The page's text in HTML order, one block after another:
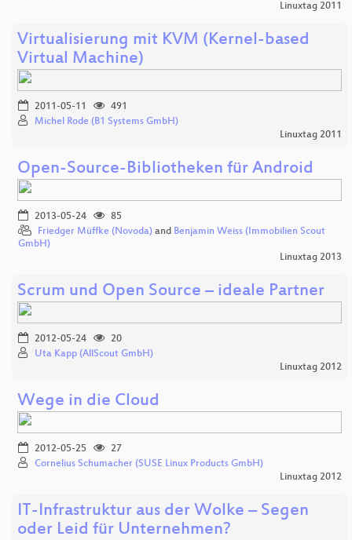
Linuxtag 2011
Virtualisierung mit KVM (Kernel-based
Virtual Machine)
2011-05-11
491
Michel Rode (B1 Systems GmbH)
Linuxtag 2011
Open-Source-Bibliotheken für Android
2013-05-24
85
Friedger Müffke (Novoda) and Benjamin Weiss (Immobilien Scout
GmbH)
Linuxtag 2013
Scrum und Open Source – ideale Partner
2012-05-24
20
Uta Kapp (AllScout GmbH)
Linuxtag 2012
Wege in die Cloud
2012-05-25
27
Cornelius Schumacher (SUSE Linux Products GmbH)
Linuxtag 2012
IT-Infrastruktur aus der Wolke – Segen
oder Leid für Unternehmen?